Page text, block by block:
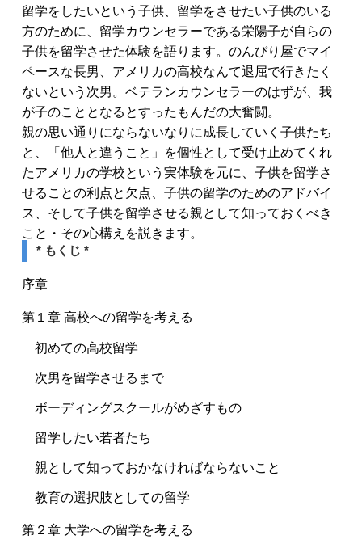
留学をしたいという子供、留学をさせたい子供のいる
方のために、留学カウンセラーである栄陽子が自らの
子供を留学させた体験を語ります。のんびり屋でマイ
ペースな長男、アメリカの高校なんて退屈で行きたく
ないという次男。ベテランカウンセラーのはずが、我
が子のこととなるとすったもんだの大奮闘。
親の思い通りにならないなりに成長していく子供たち
と、「他人と違うこと」を個性として受け止めてくれ
たアメリカの学校という実体験を元に、子供を留学さ
せることの利点と欠点、子供の留学のためのアドバイ
ス、そして子供を留学させる親として知っておくべき
こと・その心構えを説きます。
* もくじ *
序章
第１章 高校への留学を考える
初めての高校留学
次男を留学させるまで
ボーディングスクールがめざすもの
留学したい若者たち
親として知っておかなければならないこと
教育の選択肢としての留学
第２章 大学への留学を考える